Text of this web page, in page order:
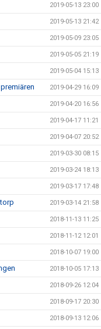
2019-05-13 23:00
2019-05-13 21:42
2019-05-09 23:05
2019-05-05 21:19
2019-05-04 15:13
2019-04-29 16:09
2019-04-20 16:56
2019-04-17 11:21
2019-04-07 20:52
2019-03-30 08:15
2019-03-24 18:13
2019-03-17 17:48
2019-03-14 21:58
2018-11-13 11:25
2018-11-12 12:01
2018-10-07 19:00
2018-10-05 17:13
2018-09-26 12:04
2018-09-17 20:30
2018-09-13 12:06